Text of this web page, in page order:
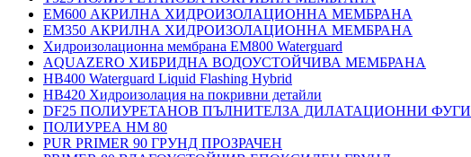
EM600 АКРИЛНА ХИДРОИЗОЛАЦИОННА МЕМБРАНА
EM350 АКРИЛНА ХИДРОИЗОЛАЦИОННА МЕМБРАНА
Хидроизолационна мембрана EM800 Waterguard
AQUAZERO ХИБРИДНА ВОДОУСТОЙЧИВА МЕМБРАНА
HB400 Waterguard Liquid Flashing Hybrid
HB420 Хидроизолация на покривни детайли
DF25 ПОЛИУРЕТАНОВ ПЪЛНИТЕЛЗА ДИЛАТАЦИОННИ ФУГИ
ПОЛИУРЕА HM 80
PUR PRIMER 90 ГРУНД ПРОЗРАЧЕН